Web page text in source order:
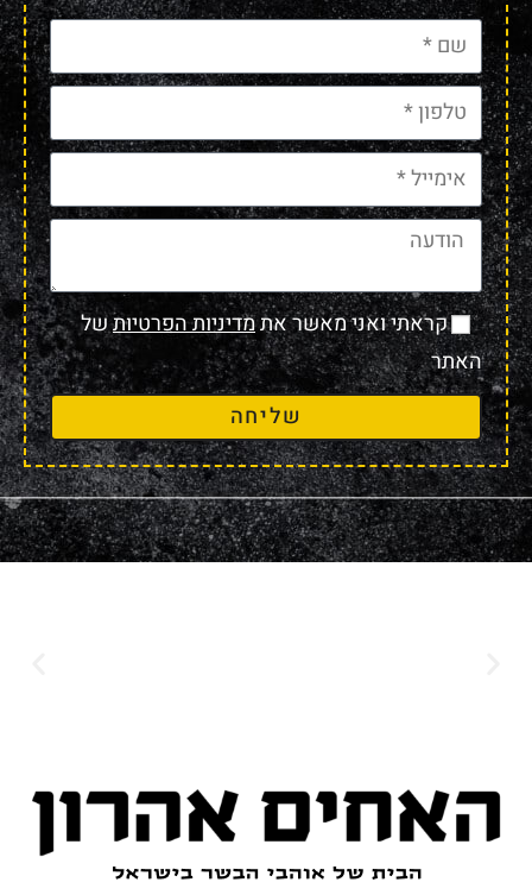
קראתי ואני מאשר אתמדיניות הפרטיותשל
האתר
שליחה